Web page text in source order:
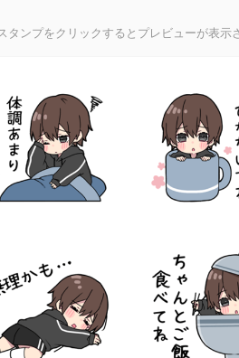
タンプをクリックするとプレビューが表示